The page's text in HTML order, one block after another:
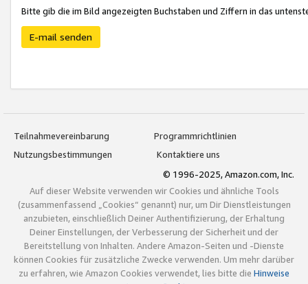
Bitte gib die im Bild angezeigten Buchstaben und Ziffern in das
E-mail senden
Teilnahmevereinbarung
Programmrichtlinien
Nutzungsbestimmungen
Kontaktiere uns
© 1996-2025, Amazon.com, Inc.
Auf dieser Website verwenden wir Cookies und ähnliche Tools
(zusammenfassend „Cookies“ genannt) nur, um Dir Dienstleistungen
anzubieten, einschließlich Deiner Authentifizierung, der Erhaltung
Deiner Einstellungen, der Verbesserung der Sicherheit und der
Bereitstellung von Inhalten. Andere Amazon-Seiten und -Dienste
können Cookies für zusätzliche Zwecke verwenden. Um mehr darüber
zu erfahren, wie Amazon Cookies verwendet, lies bitte die Hinweise